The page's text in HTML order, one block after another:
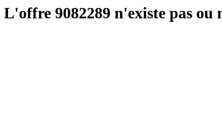
L'offre 9082289 n'existe pas ou